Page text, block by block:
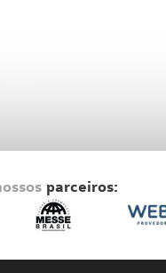
parceiros: